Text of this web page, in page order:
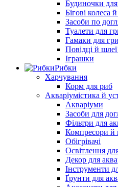
Будиночки для
Бігові колеса й
Засоби по
Туалети для
Гамаки для
Повідці й
Іграшки
Рибки
Харчування
Корм для риб
Акваріумістика й
Акваріуми
Засоби для
Фільтри для
Компресори й
Обігрівачі
Освітлення
Декор для
Інструменти
Ґрунти для